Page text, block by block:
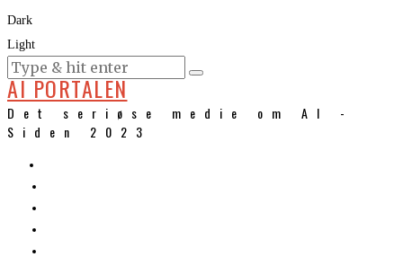
Dark
Light
KURSER
AI PORTALEN
Det seriøse medie om AI -
Siden 2023